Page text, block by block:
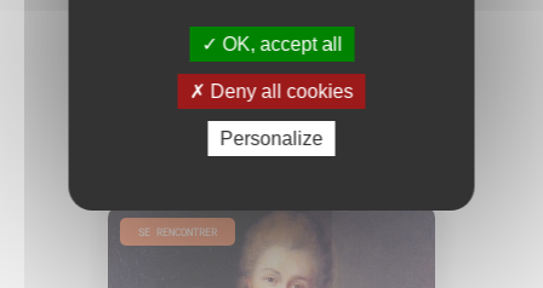
TOUT PUBLIC
UNIVERSITÉ D'ANGERS
SE RENCONTRER
OK, accept all
Deny all cookies
Personalize